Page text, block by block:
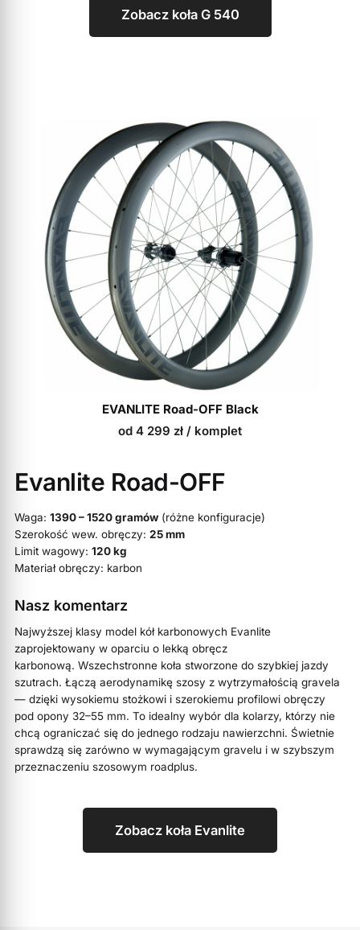
Zobacz koła G 540
EVANLITE Road-OFF Black
od 4 299 zł / komplet
Evanlite Road-OFF
Waga:1390 – 1520 gramów (różne konfiguracje)
Szerokość wew. obręczy:25 mm
Limit wagowy:120 kg
Materiał obręczy: karbon
Nasz komentarz
Najwyższej klasy model kół karbonowych Evanlite
zaprojektowany w oparciu o lekką obręcz
karbonową. Wszechstronne koła stworzone do szybkiej jazdy
szutrach. Łączą aerodynamikę szosy z wytrzymałością gravela
— dzięki wysokiemu stożkowi i szerokiemu profilowi obręczy
pod opony 32–55 mm. To idealny wybór dla kolarzy, którzy nie
chcą ograniczać się do jednego rodzaju nawierzchni. Świetnie
sprawdzą się zarówno w wymagającym gravelu i w szybszym
przeznaczeniu szosowym roadplus.
Zobacz koła Evanlite